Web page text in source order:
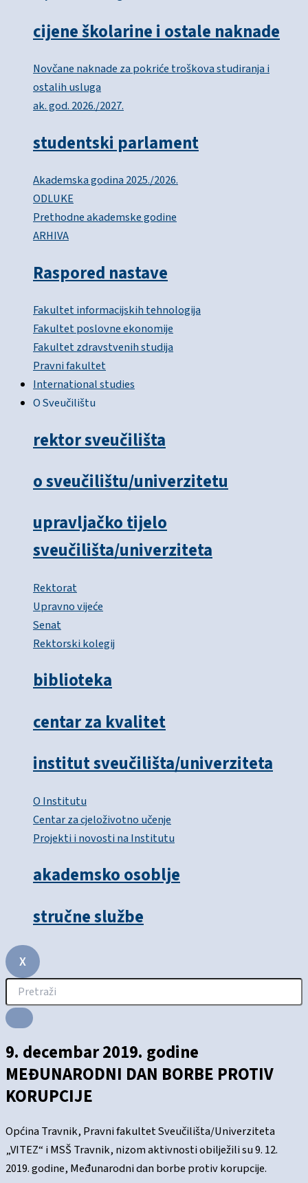
cijene školarine i ostale naknade
Novčane naknade za pokriće troškova studiranja i
ostalih usluga
ak. god. 2026./2027.
studentski parlament
Akademska godina 2025./2026.
ODLUKE
Prethodne akademske godine
ARHIVA
Raspored nastave
Fakultet informacijskih tehnologija
Fakultet poslovne ekonomije
Fakultet zdravstvenih studija
Pravni fakultet
International studies
O Sveučilištu
rektor sveučilišta
o sveučilištu/univerzitetu
upravljačko tijelo
sveučilišta/univerziteta
Rektorat
Upravno vijeće
Senat
Rektorski kolegij
biblioteka
centar za kvalitet
institut sveučilišta/univerziteta
O Institutu
Centar za cjeloživotno učenje
Projekti i novosti na Institutu
akademsko osoblje
stručne službe
X
9. decembar 2019. godine
MEĐUNARODNI DAN BORBE PROTIV
KORUPCIJE
Općina Travnik, Pravni fakultet Sveučilišta/Univerziteta
„VITEZ“ i MSŠ Travnik, nizom aktivnosti obilježili su 9. 12.
2019. godine, Međunarodni dan borbe protiv korupcije.